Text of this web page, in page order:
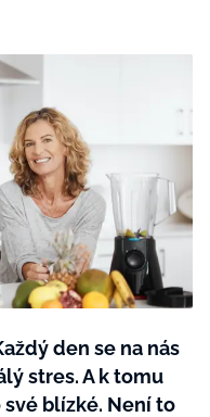
- 599 KČ
SVĚT ŽENY +
MANA (10 ks)
den se na nás
stres. A k tomu
své blízké. Není to